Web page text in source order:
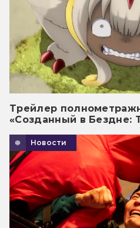
Трейлер
«Созданный в Бездне:
Новости